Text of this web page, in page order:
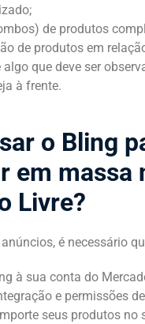
de produtos
de produtos em
que deve ser
à frente.
o Bling
em massa
Livre?
é necessário
à sua conta do
e permissões
seus produtos no